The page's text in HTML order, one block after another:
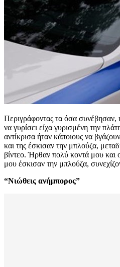
Περιγράφοντας τα όσα συνέβησαν,
να γυρίσει είχα γυρισμένη την
αντίκρισα ήταν κάποιους να
και της έσκισαν την μπλούζα,
βίντεο. Ήρθαν πολύ κοντά μου και
μου έσκισαν την μπλούζα,
“Νιώθεις ανήμπορος”